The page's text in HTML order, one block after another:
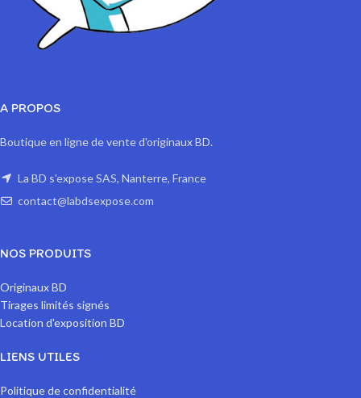
A PROPOS
Boutique en ligne de vente d'originaux BD.
La BD s'expose SAS, Nanterre, France
contact@labdsexpose.com
NOS PRODUITS
Originaux BD
Tirages limités signés
Location d'exposition BD
LIENS UTILES
Politique de confidentialité